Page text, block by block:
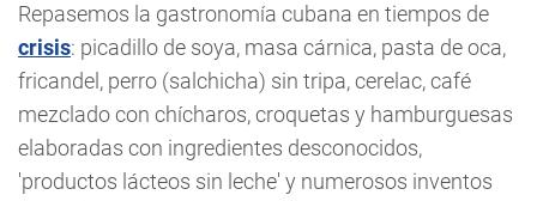
Repasemos la gastronomía cubana en tiempos de
crisis: picadillo de soya, masa cárnica, pasta de oca,
fricandel, perro (salchicha) sin tripa, cerelac, café
mezclado con chícharos, croquetas y hamburguesas
elaboradas con ingredientes desconocidos,
'productos lácteos sin leche' y numerosos inventos